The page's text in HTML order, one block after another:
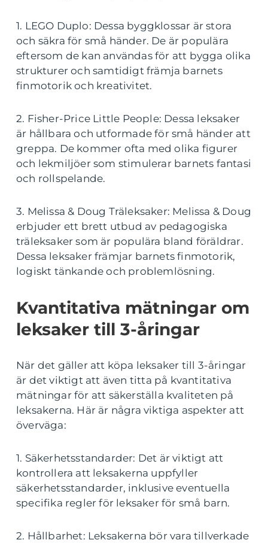
1. LEGO Duplo: Dessa byggklossar är stora
och säkra för små händer. De är populära
eftersom de kan användas för att bygga olika
strukturer och samtidigt främja barnets
finmotorik och kreativitet.
2. Fisher-Price Little People: Dessa leksaker
är hållbara och utformade för små händer att
greppa. De kommer ofta med olika figurer
och lekmiljöer som stimulerar barnets fantasi
och rollspelande.
3. Melissa & Doug Träleksaker: Melissa & Doug
erbjuder ett brett utbud av pedagogiska
träleksaker som är populära bland föräldrar.
Dessa leksaker främjar barnets finmotorik,
logiskt tänkande och problemlösning.
Kvantitativa mätningar om
leksaker till 3-åringar
När det gäller att köpa leksaker till 3-åringar
är det viktigt att även titta på kvantitativa
mätningar för att säkerställa kvaliteten på
leksakerna. Här är några viktiga aspekter att
överväga:
1. Säkerhetsstandarder: Det är viktigt att
kontrollera att leksakerna uppfyller
säkerhetsstandarder, inklusive eventuella
specifika regler för leksaker för små barn.
2. Hållbarhet: Leksakerna bör vara tillverkade